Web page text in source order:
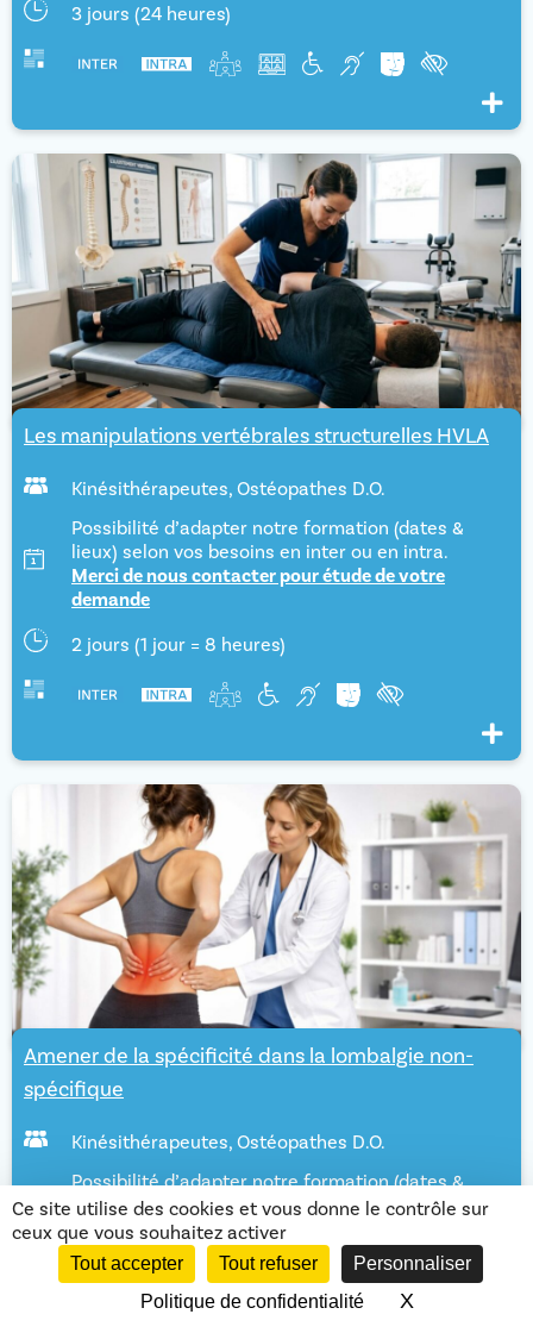
3 jours (24 heures)
Voir
Les manipulations vertébrales structurelles HVLA
Kinésithérapeutes, Ostéopathes D.O.
Possibilité d’adapter notre formation (dates &
lieux) selon vos besoins en inter ou en intra.
Merci de nous contacter pour étude de votre
demande
2 jours (1 jour = 8 heures)
Voir
Amener de la spécificité dans la lombalgie non-
spécifique
Kinésithérapeutes, Ostéopathes D.O.
Possibilité d’adapter notre formation (dates &
lieux) selon vos besoins en inter ou en intra.
Merci de nous contacter pour étude de votre
demande
2 jours (1 jour = 8 heures)
Ce site utilise des cookies et vous donne le contrôle sur
ceux que vous souhaitez activer
Tout accepter Tout refuser
Personnaliser
Politique de confidentialité
XMasquer le